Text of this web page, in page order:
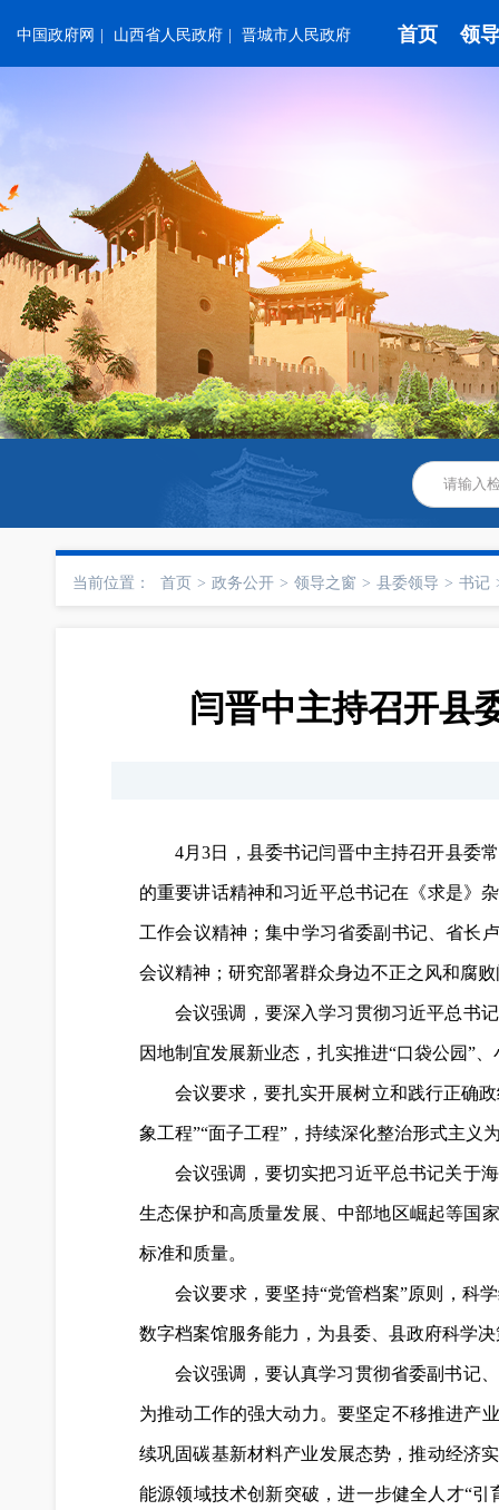
中国政府网 山西省人民政府 晋城市人民政府 首页 领
当前位置： 首页 > 政务公开 > 领导之窗 > 县委领导 > 书记
闫晋中主持召开县
4月3日，县委书记闫晋中主持召开县委
的重要讲话精神和习近平总书记在《求是》
工作会议精神；集中学习省委副书记、省长
会议精神；研究部署群众身边不正之风和腐
会议强调，要深入学习贯彻习近平总书
因地制宜发展新业态，扎实推进“口袋公园”
会议要求，要扎实开展树立和践行正确
象工程”“面子工程”，持续深化整治形式主
会议强调，要切实把习近平总书记关于
生态保护和高质量发展、中部地区崛起等国
标准和质量。
会议要求，要坚持“党管档案”原则，科
数字档案馆服务能力，为县委、县政府科学
会议强调，要认真学习贯彻省委副书记
为推动工作的强大动力。要坚定不移推进产
续巩固碳基新材料产业发展态势，推动经济
能源领域技术创新突破，进一步健全人才“